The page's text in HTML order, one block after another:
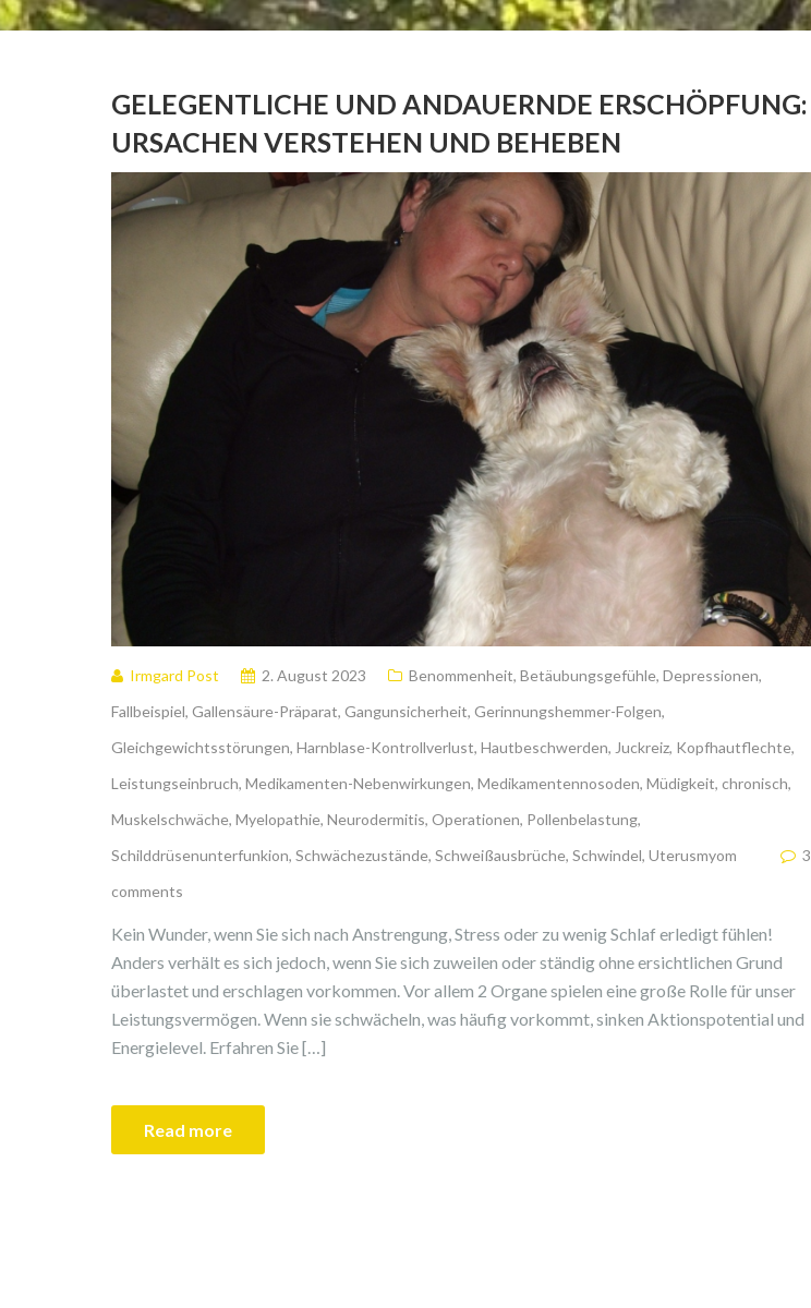
GELEGENTLICHE UND ANDAUERNDE ERSCHÖPFUNG:
URSACHEN VERSTEHEN UND BEHEBEN
Irmgard Post 2. August 2023 Benommenheit, Betäubungsgefühle, Depressionen,
Fallbeispiel, Gallensäure-Präparat, Gangunsicherheit, Gerinnungshemmer-Folgen,
Gleichgewichtsstörungen, Harnblase-Kontrollverlust, Hautbeschwerden, Juckreiz, Kopfhautflechte,
Leistungseinbruch, Medikamenten-Nebenwirkungen, Medikamentennosoden, Müdigkeit, chronisch,
Muskelschwäche, Myelopathie, Neurodermitis, Operationen, Pollenbelastung,
Schilddrüsenunterfunkion, Schwächezustände, Schweißausbrüche, Schwindel, Uterusmyom
3
comments
Kein Wunder, wenn Sie sich nach Anstrengung, Stress oder zu wenig Schlaf erledigt fühlen!
Anders verhält es sich jedoch, wenn Sie sich zuweilen oder ständig ohne ersichtlichen Grund
überlastet und erschlagen vorkommen. Vor allem 2 Organe spielen eine große Rolle für unser
Leistungsvermögen. Wenn sie schwächeln, was häufig vorkommt, sinken Aktionspotential und
Energielevel. Erfahren Sie […]
Read more